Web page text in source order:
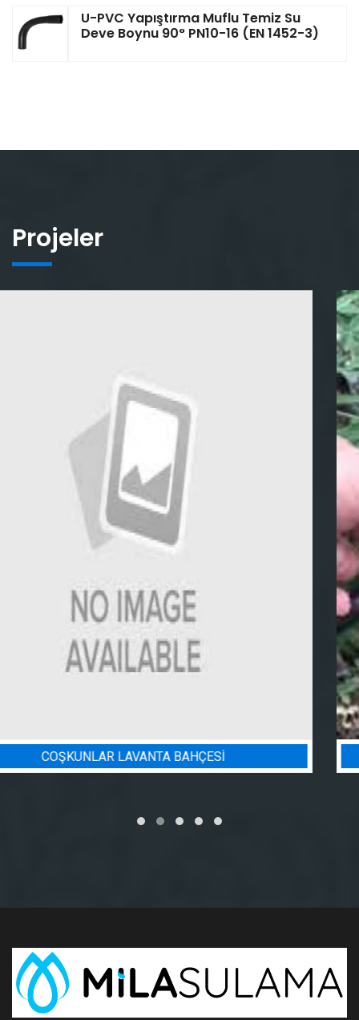
U-PVC Yapıştırma Muflu Temiz Su
Deve Boynu 90° PN10-16 (EN 1452-3)
Projeler
BADEM BAHÇESI SULAMA PROJESI